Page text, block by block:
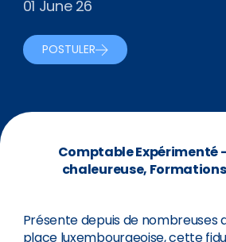
01 June 26
POSTULER
Comptable Expérimenté
chaleureuse,
Présente depuis de nombreuses
place luxembourgeoise, cette